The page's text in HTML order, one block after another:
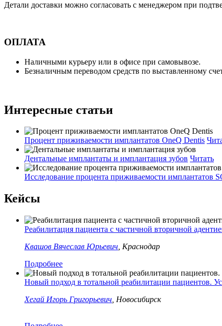
Детали доставки можно согласовать с менеджером при
ОПЛАТА
Наличными курьеру или в офисе при самовывозе.
Безналичным переводом средств по выставленному
Интересные статьи
Процент приживаемости имплантатов OneQ Dentis
Дентальные имплантаты и имплантация зубов Читать
Исследование процента приживаемости имплантатов
Кейсы
Реабилитация пациента с частичной вторичной
Квашов Вячеслав Юрьевич , Краснодар
Подробнее
Новый подход в тотальной реабилитации пациентов.
Хегай Игорь Григорьевич , Новосибирск